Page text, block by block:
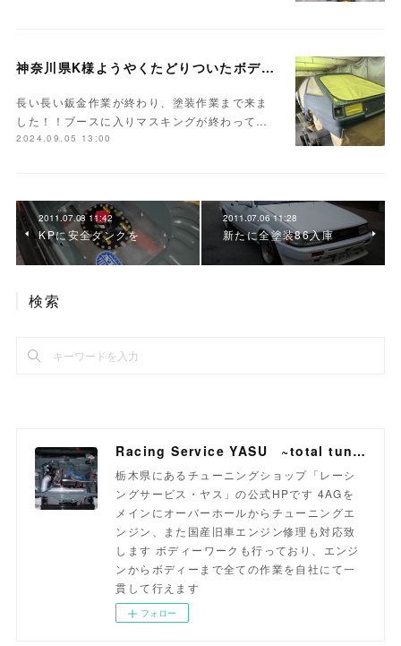
神奈川県K様ようやくたどりついたボディ塗装
長い長い鈑金作業が終わり、塗装作業まで来ま
した！！ブースに入りマスキングが終わって…
2024.09.05 13:00
2011.07.08 11:42
KPに安全タンクを
2011.07.06 11:28
新たに全塗装86入庫
検索
Racing Service YASU ~total tuning proshop~
栃木県にあるチューニングショップ「レーシ
ングサービス・ヤス」の公式HPです 4AGを
メインにオーバーホールからチューニングエ
ンジン、また国産旧車エンジン修理も対応致
します ボディーワークも行っており、エンジ
ンからボディーまで全ての作業を自社にて一
貫して行えます
フォロー